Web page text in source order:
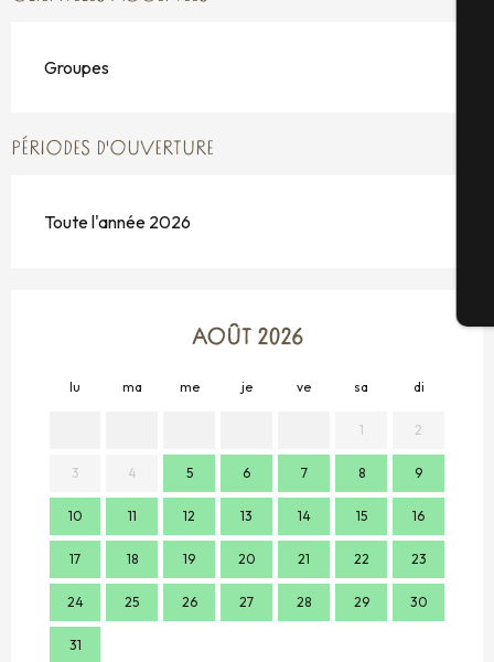
Groupes
PÉRIODES D'OUVERTURE
Toute l'année 2026
AOÛT 2026
lu ma me je ve sa di
1 2
3 4 5 6 7 8 9
10 11 12 13 14 15 16
17 18 19 20 21 22 23
24 25 26 27 28 29 30
31